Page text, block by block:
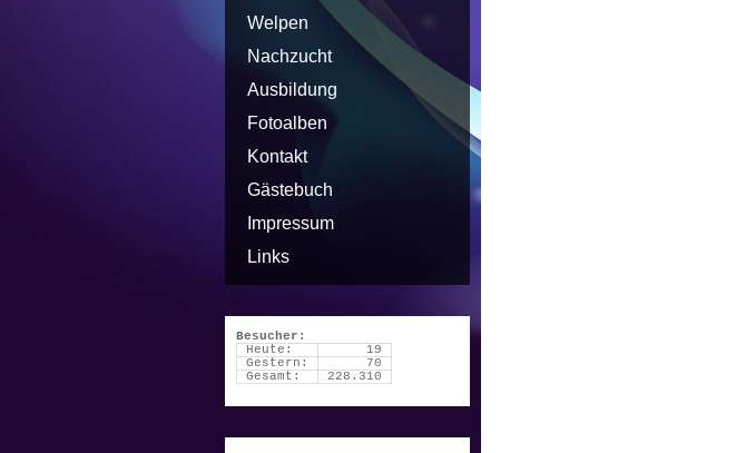
Welpen
Nachzucht
Ausbildung
Fotoalben
Kontakt
Gästebuch
Impressum
Links
Besucher:
Heute:
19
Gestern:
70
Gesamt:
228.310